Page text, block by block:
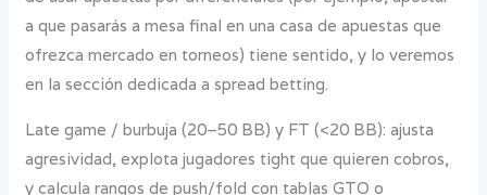
a que pasarás a mesa final en una casa de apuestas que
ofrezca mercado en torneos) tiene sentido, y lo veremos
en la sección dedicada a spread betting.
Late game / burbuja (20–50 BB) y FT (<20 BB): ajusta
agresividad, explota jugadores tight que quieren cobros,
y calcula rangos de push/fold con tablas GTO o